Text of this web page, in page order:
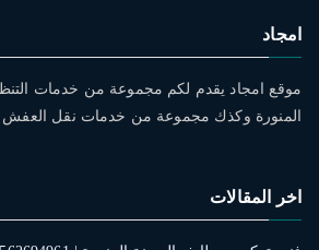
امجاد
موقع امجاد يقدم لكم مجموعة من خدمات
المنورة وكذك مجموعة من خدمات نقل العفش
اخر المقالات